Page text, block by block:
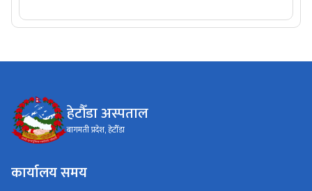
हेटौँडा अस्पताल
बागमती प्रदेश, हेटौँडा
कार्यालय समय